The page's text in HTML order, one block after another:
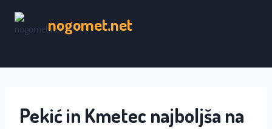
content
nogomet.net
Pekić in Kmetec najboljša na